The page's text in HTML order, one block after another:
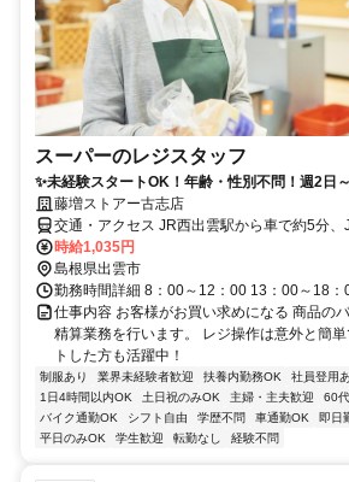
スーパーのレジスタッフ
✨未経験スタートOK！年齢・性別不問！週2日
藤増ストアー古志店
交通・アクセス JR西出雲駅から車で約5分
10分
時給1,035円
島根県出雲市
勤務時間詳細 8：00～12：00 13：00～18
仕事内容 お客様がお買い求めになる 商品の
精算業務を行います。 レジ操作は意外と簡
トした方も活躍中！
制服あり 業界未経験者歓迎 扶養内勤務OK 社員登用
1日4時間以内OK
土日祝のみOK 主婦・主夫歓迎 60
バイク通勤OK
シフト自由 学歴不問 車通勤OK 即日
平日のみOK
学生歓迎 転勤なし 経験不問